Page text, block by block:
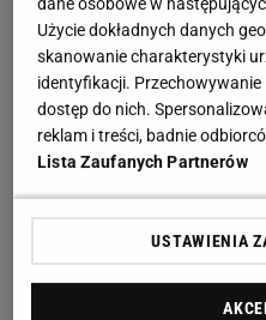
dane osobowe w
Użycie dokładnych danych
skanowanie charakterystyki
identyfikacji.
dostęp do nich.
reklam i treści, badnie
Lista Zaufanych Partnerów
USTAWIENIA